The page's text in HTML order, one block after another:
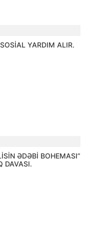
YARDIM ALIR.
ƏDƏBİ BOHEMASI”
DAVASI.